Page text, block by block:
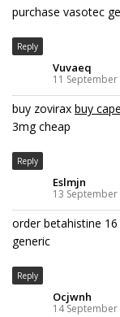
purchase vasotec
Reply
Vuvaeq
11
buy zovirax buy
3mg cheap
Reply
Eslmjn
13
order betahistine
generic
Reply
Ocjwnh
14